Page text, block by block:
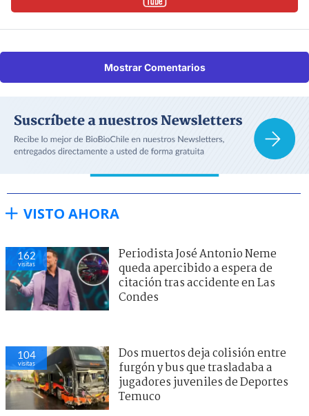
Mostrar Comentarios
VISTO AHORA
162
visitas
Periodista José Antonio Neme
queda apercibido a espera de
citación tras accidente en Las
Condes
104
visitas
Dos muertos deja colisión entre
furgón y bus que trasladaba a
jugadores juveniles de Deportes
Temuco